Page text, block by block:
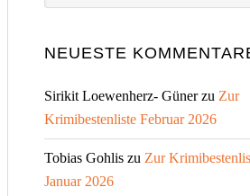
NEUESTE
Sirikit Loewenherz- Günerzu Zur
Krimibestenliste Februar 2026
Tobias Gohlis zu Zur
Januar 2026